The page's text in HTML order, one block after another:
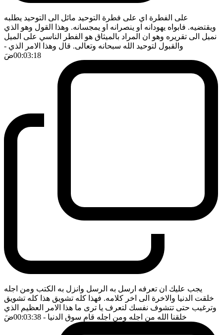
على الفطرة اي على فطرة التوحيد مائل الى التوحيد يطلبه
ويقتضيه. فابواه يهودانه او ينصرانه او يمجسانه. وهذا القول وهو الذي
نميل الى تقريره وهو ان المراد بالميثاق هو الفطر الناسي على الميل
والقبول لتوحيد الله سبحانه وتعالى. قال وهذا الامر الذي -
00:03:18ضَ
يجب عليك ان تعرفه ارسل به الرسل وانزل به الكتب ومن اجله
خلقت الدنيا والاخرة الى اخر كلامه. فهذا كله تشويق هذا كله تشويق
وترغيب حتى تتشوف نفسك لتعرف يا ترى ما هذا الامر العظيم الذي
خلقنا الله من اجله ومن اجله قام سوق الدنيا - 00:03:38 ضَ